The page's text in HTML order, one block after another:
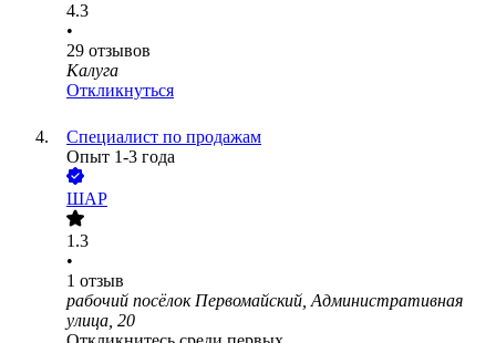
4.3
•
29 отзывов
Калуга
Откликнуться
Специалист по продажам
Опыт 1-3 года
ШАР
1.3
•
1 отзыв
рабочий посёлок Первомайский, Административная
улица, 20